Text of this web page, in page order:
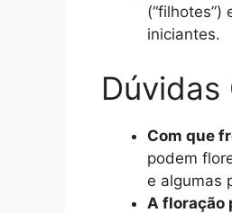
iniciantes.
Dúvidas
Com que
podem
e algumas
A floração